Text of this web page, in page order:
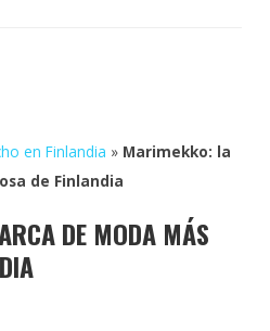
en Finlandia » Marimekko: la
de Finlandia
DE MODA MÁS